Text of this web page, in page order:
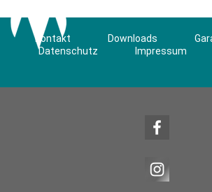
Kontakt Downloads
Datenschutz
Impressum